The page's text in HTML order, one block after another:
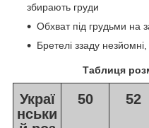
збирають груди
Обхват під грудьми на
Бретелі ззаду
Таблиця
Украї
нськи
50 52